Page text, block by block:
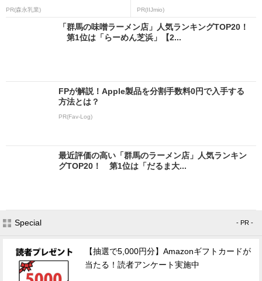
PR(森永乳業) PR(IIJmio)
「群馬の味噌ラーメン店」人気ランキングTOP20！
第1位は「らーめん芝浜」【2...
FPが解説！Apple製品を分割手数料0円で入手する
方法とは？
PR(Fav-Log)
最近評価の高い「群馬のラーメン店」人気ランキン
グTOP20！ 第1位は「だるま大...
Special - PR -
【抽選で5,000円分】Amazonギフトカードが
当たる！読者アンケート実施中